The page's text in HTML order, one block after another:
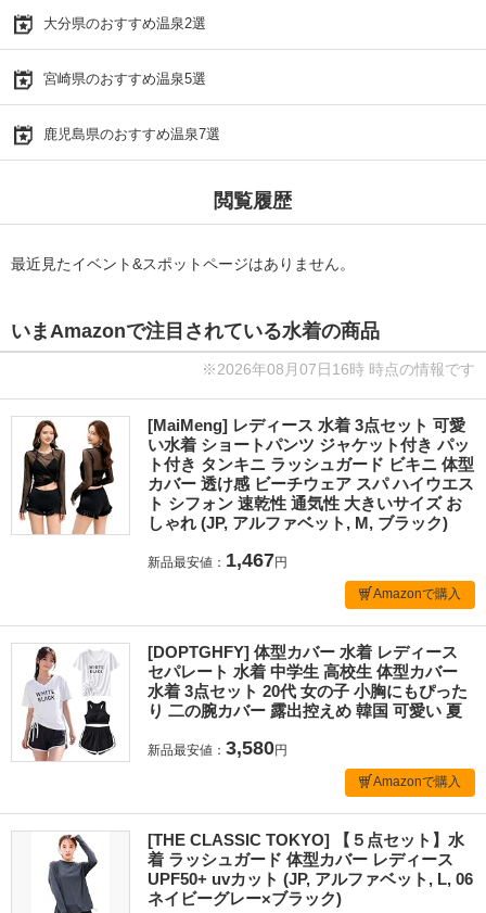
大分県のおすすめ温泉2選
宮崎県のおすすめ温泉5選
鹿児島県のおすすめ温泉7選
閲覧履歴
最近見たイベント&スポットページはありません。
いまAmazonで注目されている水着の商品
※2026年08月07日16時 時点の情報です
[MaiMeng] レディース 水着 3点セット 可愛
い水着 ショートパンツ ジャケット付き パッ
ト付き タンキニ ラッシュガード ビキニ 体型
カバー 透け感 ビーチウェア スパ ハイウエス
ト シフォン 速乾性 通気性 大きいサイズ お
しゃれ (JP, アルファベット, M, ブラック)
新品最安値： 1,467円
Amazonで購入
[DOPTGHFY] 体型カバー 水着 レディース
セパレート 水着 中学生 高校生 体型カバー
水着 3点セット 20代 女の子 小胸にもぴった
り 二の腕カバー 露出控えめ 韓国 可愛い 夏
新品最安値： 3,580円
Amazonで購入
[THE CLASSIC TOKYO] 【５点セット】水
着 ラッシュガード 体型カバー レディース
UPF50+ uvカット (JP, アルファベット, L, 06
ネイビーグレー×ブラック)